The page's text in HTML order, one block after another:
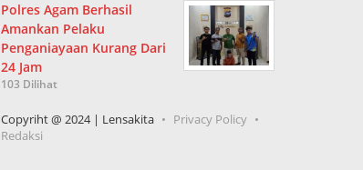
Polres Agam Berhasil
Amankan Pelaku
Penganiayaan Kurang Dari
24 Jam
103 Dilihat
Copyriht @ 2024 | Lensakita
Privacy Policy
Redaksi